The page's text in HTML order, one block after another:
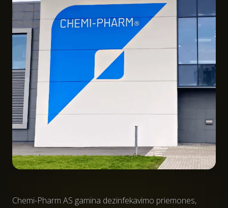
Chemi-Pharm AS gamina dezinfekavimo priemones,